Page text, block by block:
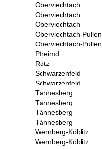
Oberviechtach
Oberviechtach
Oberviechtach
Oberviechtach-
Oberviechtach-
Pfreimd
Rötz
Schwarzenfeld
Schwarzenfeld
Tännesberg
Tännesberg
Tännesberg
Tännesberg
Wernberg-Köblitz
Wernberg-Köblitz